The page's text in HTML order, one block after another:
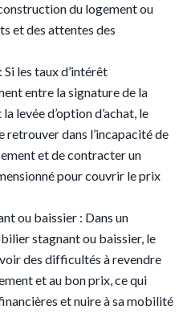
du logement ou
et des attentes des
Si les taux d’intérêt
entre la signature de la
levée d’option d’achat, le
dans l’incapacité de
et de contracter un
pour couvrir le prix
ou baissier : Dans un
stagnant ou baissier, le
des difficultés à revendre
et au bon prix, ce qui
et nuire à sa mobilité